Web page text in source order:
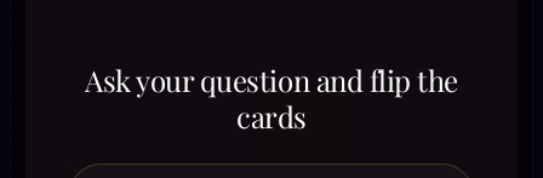
Ask your question and flip the
cards